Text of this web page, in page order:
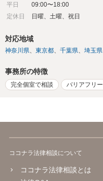
平日
09:00〜18:00
定休日
日曜、土曜、祝日
対応地域
神奈川県 東京都 千葉県 埼玉県
事務所の特徴
完全個室で相談 バリアフリー
ココナラ法律相談について
ココナラ法律相談とは